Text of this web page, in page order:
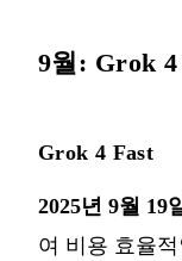
9월: Grok
Grok 4 Fast
2025년 9월 19
여 비용 효율